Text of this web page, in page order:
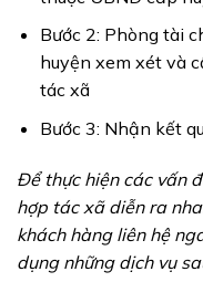
Bước 2: Phòng tài
huyện xem xét và
tác xã
Bước 3: Nhận kết
Để thực hiện các vấn
hợp tác xã diễn ra
khách hàng liên hệ
dụng những dịch vụ